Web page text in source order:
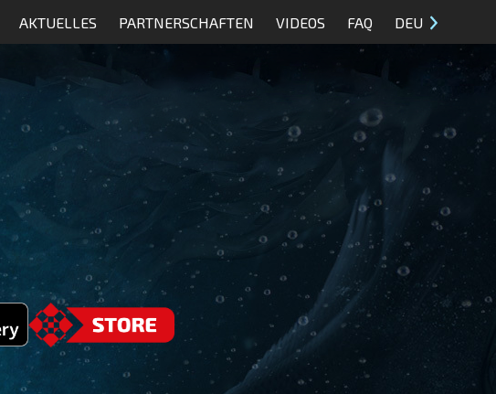
AKTUELLES PARTNERSCHAFTEN VIDEOS FAQ DEU